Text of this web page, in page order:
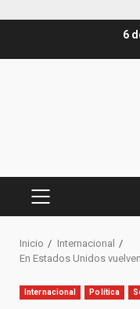
6
MENÚ
Inicio
Internacional
En Estados Unidos
Internacional Política